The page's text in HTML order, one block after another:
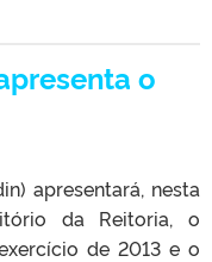
o
apresentará, nesta
da Reitoria, o
de 2013 e o